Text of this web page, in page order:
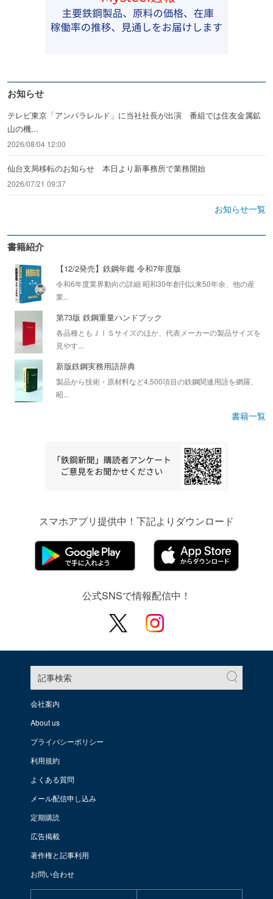
お知らせ
テレビ東京「アンパラレルド」に当社社長が出演 番組では住友金属鉱
山の機...
2026/08/04 12:00
仙台支局移転のお知らせ 本日より新事務所で業務開始
2026/07/21 09:37
お知らせ一覧
書籍紹介
【12/2発売】鉄鋼年鑑 令和7年度版
令和6年度業界動向の詳細 昭和30年創刊以来50年余、他の産
業...
第73版 鉄鋼重量ハンドブック
各品種ともＪＩＳサイズのほか、代表メーカーの製品サイズを
見やす...
新版鉄鋼実務用語辞典
製品から技術・原材料など4,500項目の鉄鋼関連用語を網羅、
昭...
書籍一覧
スマホアプリ提供中！下記よりダウンロード
公式SNSで情報配信中！
記事検索
会社案内
About us
プライバシーポリシー
利用規約
よくある質問
メール配信申し込み
定期購読
広告掲載
著作権と記事利用
お問い合わせ